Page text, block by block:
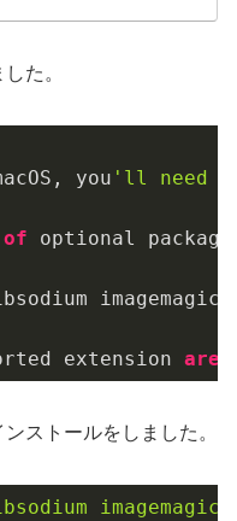
た。
you 'll need a
of optional
imagemagick
extension are
ストールをしました。
imagemagick